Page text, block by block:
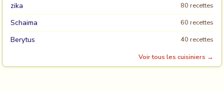
zika 80 recettes
Schaima 60 recettes
Berytus
40 recettes
Voir tous les cuisiniers →